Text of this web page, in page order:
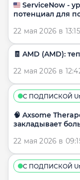
🇺🇸 ServiceNow -
потенциал для
22 мая 2026 в 13:15
🧾 AMD (AMD):
22 мая 2026 в
С ПОДПИСКОЙ
🧠 Axsome
закладывает
22 мая 2026 в
С ПОДПИСКОЙ